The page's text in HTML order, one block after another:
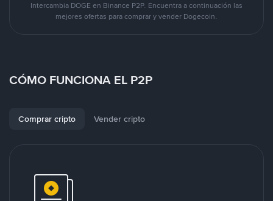
Intercambia DOGE en Binance P2P. Encuentra a continuación las
mejores ofertas para comprar y vender Dogecoin.
CÓMO FUNCIONA EL P2P
Comprar cripto Vender cripto